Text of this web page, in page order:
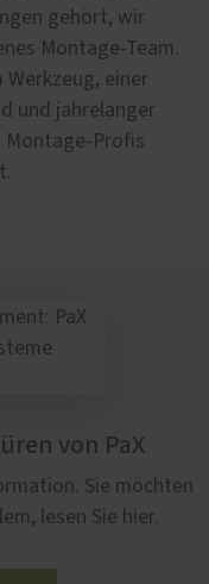
gehört, wir
Montage-Team.
einer
und jahrelanger
Montage-Profis
von PaX
Sie möchten
lesen Sie hier.